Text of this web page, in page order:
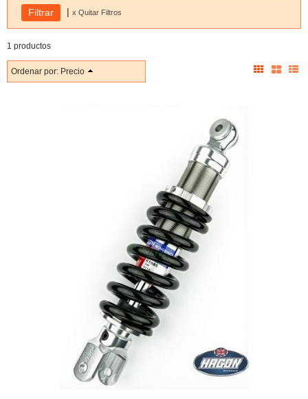
| x Quitar Filtros
1 productos
Ordenar por: Precio